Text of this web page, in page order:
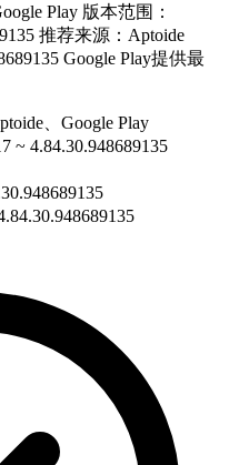
Play 版本范围：
推荐来源：Aptoide
Google Play提供最
、Google Play
~ 4.84.30.948689135